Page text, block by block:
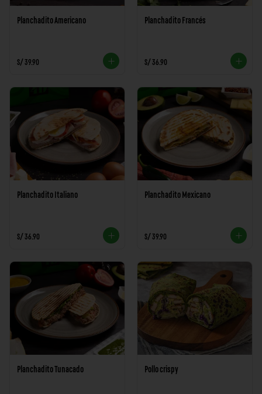
Planchadito Americano
S/ 39.90
Planchadito Francés
S/ 36.90
Planchadito Italiano
S/ 36.90
Planchadito Mexicano
S/ 39.90
Planchadito Tunacado Pollo crispy